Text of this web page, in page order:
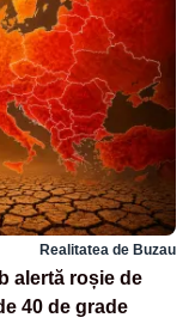
Realitatea de Buzau
alertă roșie de
40 de grade